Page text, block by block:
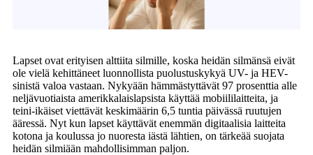
Lapset ovat erityisen alttiita silmille, koska heidän silmänsä eivät
ole vielä kehittäneet luonnollista puolustuskykyä UV- ja HEV-
sinistä valoa vastaan. Nykyään hämmästyttävät 97 prosenttia alle
neljävuotiaista amerikkalaislapsista käyttää mobiililaitteita, ja
teini-ikäiset viettävät keskimäärin 6,5 tuntia päivässä ruutujen
ääressä. Nyt kun lapset käyttävät enemmän digitaalisia laitteita
kotona ja koulussa jo nuoresta iästä lähtien, on tärkeää suojata
heidän silmiään mahdollisimman paljon.